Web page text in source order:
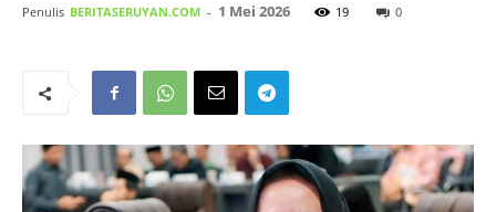
Penulis BERITASERUYAN.COM - 1 Mei 2026 19 0